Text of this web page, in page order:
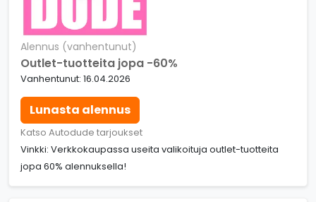
Alennus (vanhentunut)
Outlet-tuotteita jopa -60%
Vanhentunut: 16.04.2026
Lunasta alennus
Katso Autodude tarjoukset
Vinkki: Verkkokaupassa useita valikoituja outlet-tuotteita
jopa 60% alennuksella!